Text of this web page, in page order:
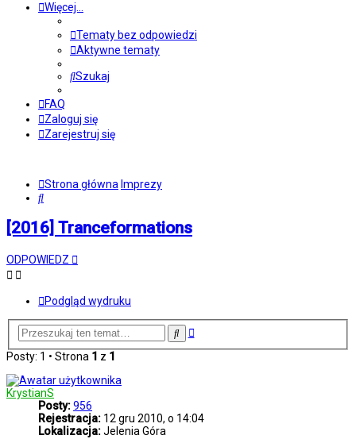
Więcej…
Tematy bez odpowiedzi
Aktywne tematy
Szukaj
FAQ
Zaloguj się
Zarejestruj się
Strona główna Imprezy
Szukaj
[2016] Tranceformations
ODPOWIEDZ
Podgląd wydruku
SzukajWyszukiwanie
Posty: 1 • Strona 1 z 1
KrystianS
Posty:956
Rejestracja: 12 gru 2010, o 14:04
Lokalizacja:Jelenia Góra